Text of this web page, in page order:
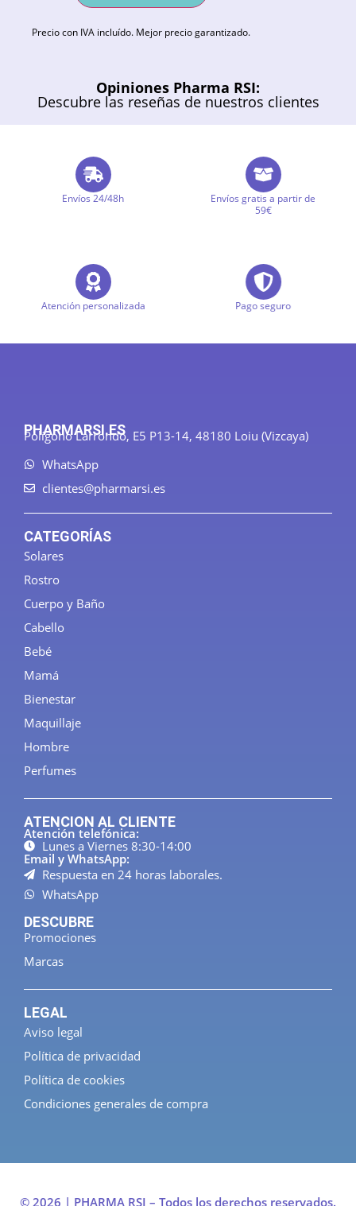
Precio con IVA incluído. Mejor precio garantizado.
Opiniones Pharma RSI:
Descubre las reseñas de nuestros clientes
Envíos 24/48h
Envíos gratis a partir de
59€
Atención personalizada Pago seguro
PHARMARSI.ES
Polígono Larrondo, E5 P13-14, 48180 Loiu (Vizcaya)
WhatsApp
clientes@pharmarsi.es
CATEGORÍAS
Solares
Rostro
Cuerpo y Baño
Cabello
Bebé
Mamá
Bienestar
Maquillaje
Hombre
Perfumes
ATENCION AL CLIENTE
Atención telefónica:
Lunes a Viernes 8:30-14:00
Email y WhatsApp:
Respuesta en 24 horas laborales.
WhatsApp
DESCUBRE
Promociones
Marcas
LEGAL
Aviso legal
Política de privacidad
Política de cookies
Condiciones generales de compra
© 2026 | PHARMA RSI – Todos los derechos reservados.